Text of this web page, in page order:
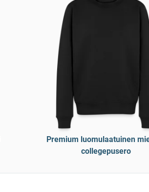
Premium luomulaatuinen
collegepusero